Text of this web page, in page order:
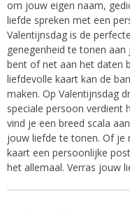
om jouw eigen naam,
liefde spreken met een
Valentijnsdag is de
genegenheid te tonen
bent of net aan het daten
liefdevolle kaart kan de
maken. Op Valentijnsdag
speciale persoon verdient
vind je een breed scala
jouw liefde te tonen. Of je
kaart een persoonlijke
het allemaal. Verras jouw